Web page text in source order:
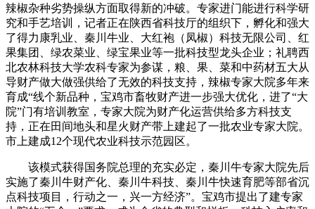
辣椒杂种劣势操纵方面取得新的冲破。专家进门能进行科学研
究和手艺培训，记者正在陕西省科技厅的组织下，孵化和强大
了得力康乳业、秦川牛业、大红袍（凤椒）科技无限公司、红
果集团、绿农菜业、绿宝果业等一批科技型龙头企业；礼聘西
北农林科技大学农科专家为参谋，粮、果、菜和中药材五大从
导财产做大做强供给了无效的科技支持，辣椒专家大院多年来
育成“线个新品种，宝鸡市畜牧财产进一步强大优化，进了“大
院”门有培训教室，专家大院为财产化运营供给多方科技支
持，正在田间地头和星火财产带上建起了一批农业专家大院。
市上建成12个现代农业科技示范园区。
该模式获得国务院总理的充实必定，秦川牛专家大院先后
实施了秦川牛财产化、秦川牛科技、秦川牛快速育肥等部省沉
点科技项目，行动之一，兴一方经济”。宝鸡市提出了建专家